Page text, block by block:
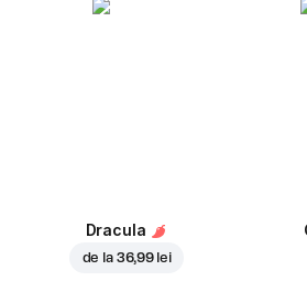
Dracula
de la 36,99 lei